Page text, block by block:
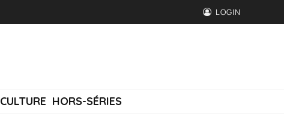
LOGIN
CULTURE HORS-SÉRIES